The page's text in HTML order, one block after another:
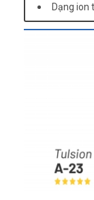
Dạng ion